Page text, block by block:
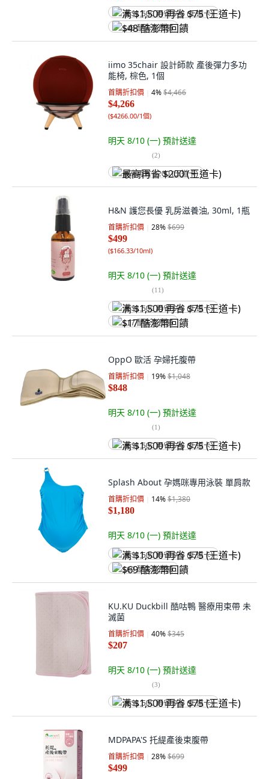
满 $1,500 再省 $75 (王道卡)
$48 酷澎幣回饋
iimo 35chair 設計師款 產後彈力多功
能椅, 棕色, 1個
首購折扣價 4%$4,466
$4,266
($4266.00/1個)
明天 8/10 (一) 預計送達
(2)
最高再省 $200 (王道卡)
H&N 護您長優 乳房滋養油, 30ml, 1瓶
首購折扣價 28%$699
$499
($166.33/10ml)
明天 8/10 (一) 預計送達
(11)
满 $1,500 再省 $75 (王道卡)
$17 酷澎幣回饋
OppO 歐活 孕婦托腹帶
首購折扣價 19%$1,048
$848
明天 8/10 (一) 預計送達
(1)
满 $1,500 再省 $75 (王道卡)
Splash About 孕媽咪專用泳裝 單肩款
首購折扣價 14%$1,380
$1,180
明天 8/10 (一) 預計送達
满 $1,500 再省 $75 (王道卡)
$69 酷澎幣回饋
KU.KU Duckbill 酷咕鴨 醫療用束帶 未
滅菌
首購折扣價 40%$345
$207
明天 8/10 (一) 預計送達
(3)
满 $1,500 再省 $75 (王道卡)
MDPAPA'S 托緹產後束腹帶
首購折扣價 28%$699
$499